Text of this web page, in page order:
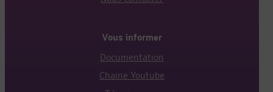
Vous informer
Documentation
Chaine Youtube